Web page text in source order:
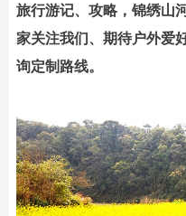
旅行游记、攻略，锦绣山
家关注我们、期待户外爱
询定制路线。